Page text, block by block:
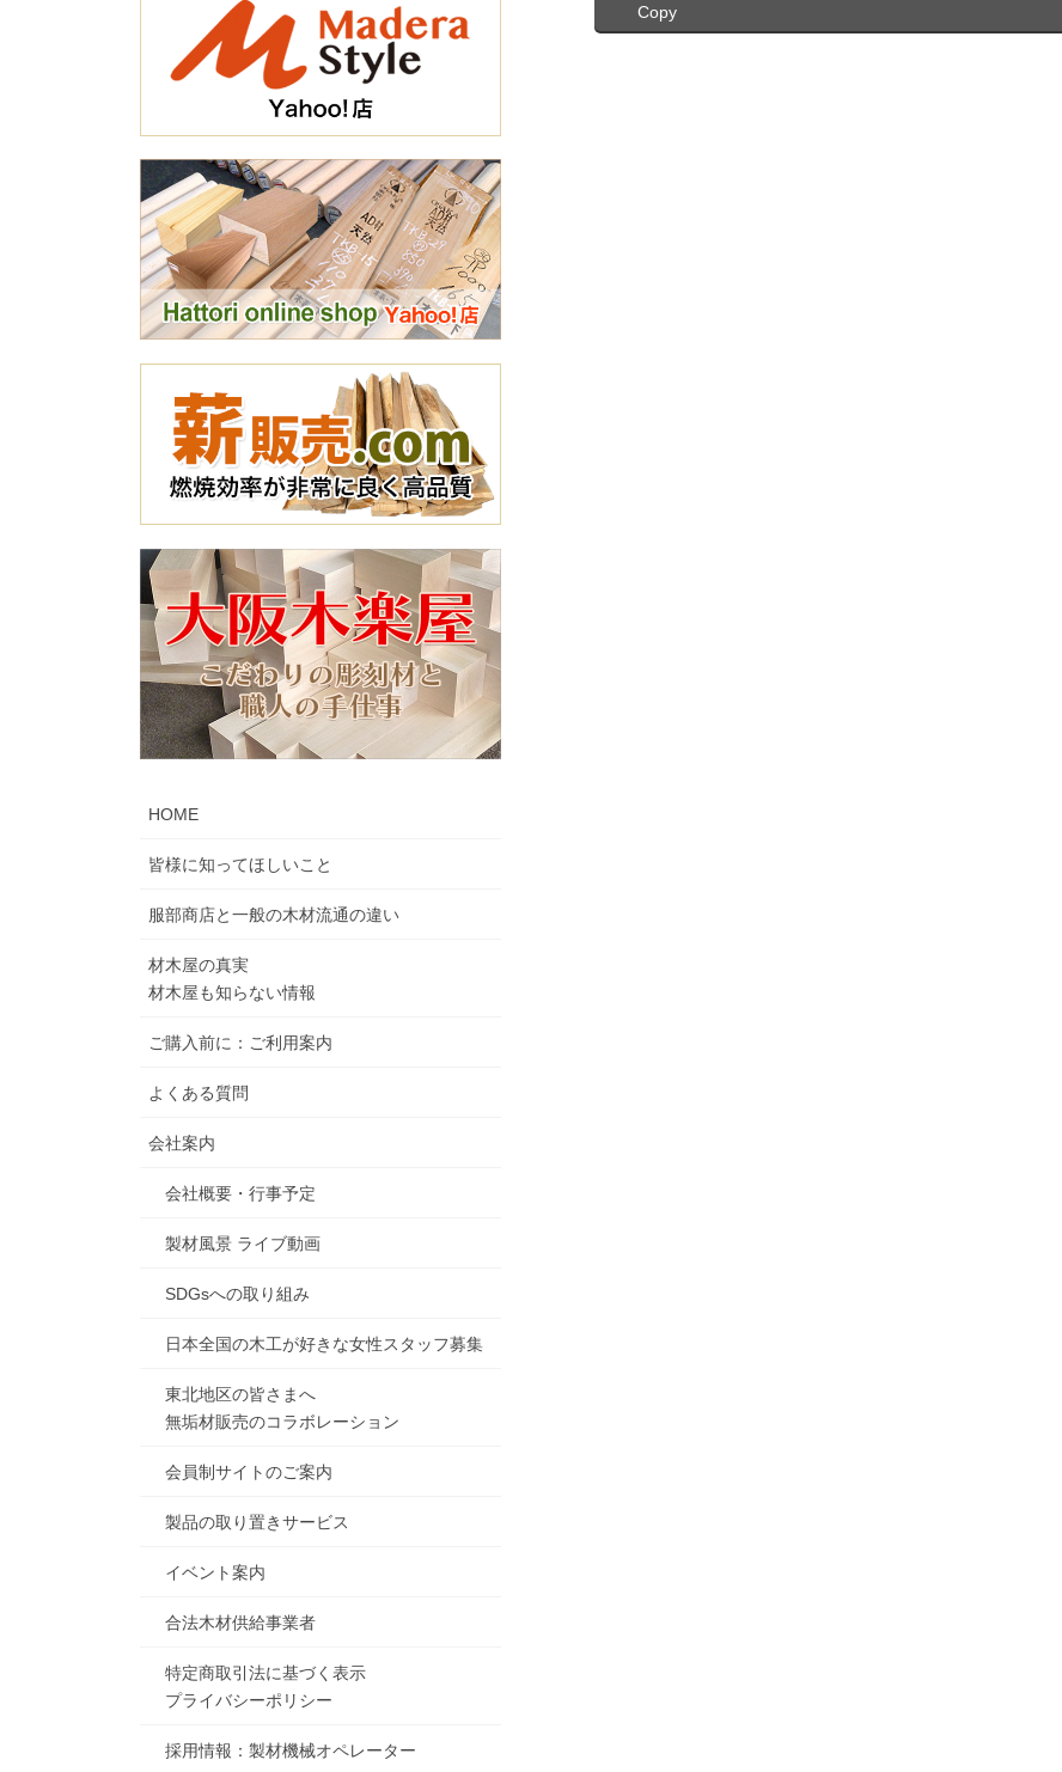
Copy
HOME
皆様に知ってほしいこと
服部商店と一般の木材流通の違い
材木屋の真実
材木屋も知らない情報
ご購入前に：ご利用案内
よくある質問
会社案内
会社概要・行事予定
製材風景 ライブ動画
SDGsへの取り組み
日本全国の木工が好きな女性スタッフ募集
東北地区の皆さまへ
無垢材販売のコラボレーション
会員制サイトのご案内
製品の取り置きサービス
イベント案内
合法木材供給事業者
特定商取引法に基づく表示
プライバシーポリシー
採用情報：製材機械オペレーター